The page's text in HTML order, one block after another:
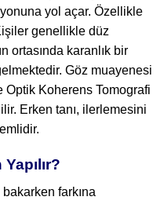
yol açar. Özellikle
genellikle düz
ortasında karanlık bir
Göz muayenesi
Optik Koherens Tomografi
Erken tanı, ilerlemesini
farkına